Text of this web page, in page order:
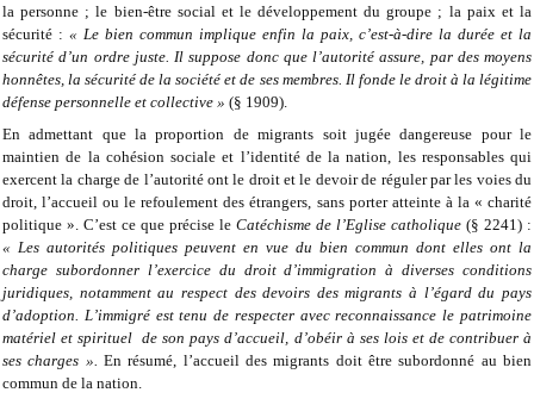
la personne ; le bien-être social et le développement du groupe ; la paix et la
sécurité : « Le bien commun implique enfin la paix, c’est-à-dire la durée et la
sécurité d’un ordre juste. Il suppose donc que l’autorité assure, par des moyens
honnêtes, la sécurité de la société et de ses membres. Il fonde le droit à la légitime
défense personnelle et collective » (§ 1909).
En admettant que la proportion de migrants soit jugée dangereuse pour le
maintien de la cohésion sociale et l’identité de la nation, les responsables qui
exercent la charge de l’autorité ont le droit et le devoir de réguler par les voies du
droit, l’accueil ou le refoulement des étrangers, sans porter atteinte à la « charité
politique ». C’est ce que précise le Catéchisme de l’Eglise catholique (§ 2241) :
« Les autorités politiques peuvent en vue du bien commun dont elles ont la
charge subordonner l’exercice du droit d’immigration à diverses conditions
juridiques, notamment au respect des devoirs des migrants à l’égard du pays
d’adoption. L’immigré est tenu de respecter avec reconnaissance le patrimoine
matériel et spirituel de son pays d’accueil, d’obéir à ses lois et de contribuer à
ses charges ». En résumé, l’accueil des migrants doit être subordonné au bien
commun de la nation.